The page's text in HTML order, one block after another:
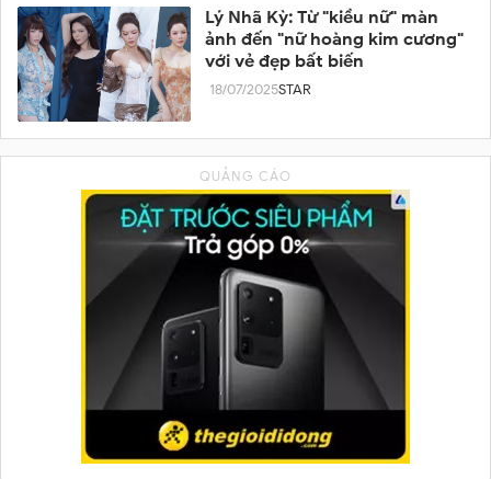
Lý Nhã Kỳ: Từ "kiều nữ" màn
ảnh đến "nữ hoàng kim cương"
với vẻ đẹp bất biến
18/07/2025STAR